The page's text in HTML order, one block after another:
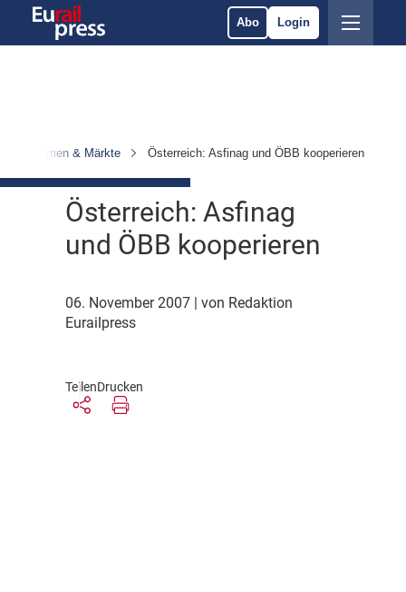
Abo Login
Unternehmen & Märkte Österreich: Asfinag und ÖBB kooperieren
Österreich: Asfinag
und ÖBB kooperieren
06. November 2007
| von Redaktion
Eurailpress
TeilenDrucken